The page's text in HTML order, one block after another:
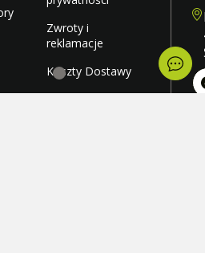
Zwroty i
reklamacje
Koszty Dostawy